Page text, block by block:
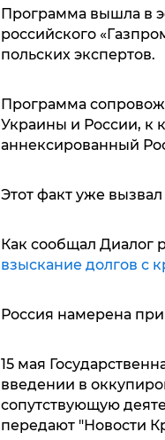
Программа вышла в
российского
польских экспертов.
Программа
Украины и России, к
аннексированный
Этот факт уже
Как сообщал Диалог
взыскание долгов с
Россия намерена
15 мая
введении в
сопутствующую
передают "Новости